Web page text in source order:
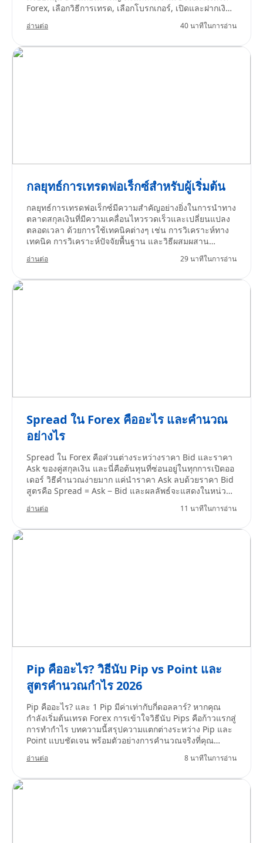
Forex, เลือกวิธีการเทรด, เลือกโบรกเกอร์, เปิดและฝากเงิน
เข้าบัญชีเทรด, วิเคราะห์คู่เงิน, สร้างแผนการเทรด, เปิดออ
เดอร์ และติดตามสถานะการเทรดของคุณ
อ่านต่อ 40 นาทีในการอ่าน
กลยุทธ์การเทรดฟอเร็กซ์สำหรับผู้เริ่มต้น
กลยุทธ์การเทรดฟอเร็กซ์มีความสำคัญอย่างยิ่งในการนำทาง
ตลาดสกุลเงินที่มีความเคลื่อนไหวรวดเร็วและเปลี่ยนแปลง
ตลอดเวลา ด้วยการใช้เทคนิคต่างๆ เช่น การวิเคราะห์ทาง
เทคนิค การวิเคราะห์ปัจจัยพื้นฐาน และวิธีผสมผสาน
เทรดเดอร์สามารถตัดสินใจอย่างมีข้อมูลที่สอดคล้องกับ
สภาพตลาดและสไตล์การเทรดส่วนบุคคล ไม่ว่าจะเน้น
อ่านต่อ 29 นาทีในการอ่าน
Spread ใน Forex คืออะไร และคำนวณ
อย่างไร
Spread ใน Forex คือส่วนต่างระหว่างราคา Bid และราคา
Ask ของคู่สกุลเงิน และนี่คือต้นทุนที่ซ่อนอยู่ในทุกการเปิดออ
เดอร์ วิธีคำนวณง่ายมาก แค่นำราคา Ask ลบด้วยราคา Bid
สูตรคือ Spread = Ask − Bid และผลลัพธ์จะแสดงในหน่วย
pip Spread ที่แคบเรียกว่า Tight หมายถึงต้นทุนต่ำ ส่วน
Spread ที่กว้างเรียกว่า Wide หมายถึงต้นทุนสูงขึ้น Spread
อ่านต่อ 11 นาทีในการอ่าน
Pip คืออะไร? วิธีนับ Pip vs Point และ
สูตรคำนวณกำไร 2026
Pip คืออะไร? และ 1 Pip มีค่าเท่ากับกี่ดอลลาร์? หากคุณ
กำลังเริ่มต้นเทรด Forex การเข้าใจวิธีนับ Pips คือก้าวแรกสู่
การทำกำไร บทความนี้สรุปความแตกต่างระหว่าง Pip และ
Point แบบชัดเจน พร้อมตัวอย่างการคำนวณจริงที่คุณ
สามารถนำไปใช้กับแพลตฟอร์ม MT4/MT5 ของ TMGM ได้
ทันที
อ่านต่อ 8 นาทีในการอ่าน